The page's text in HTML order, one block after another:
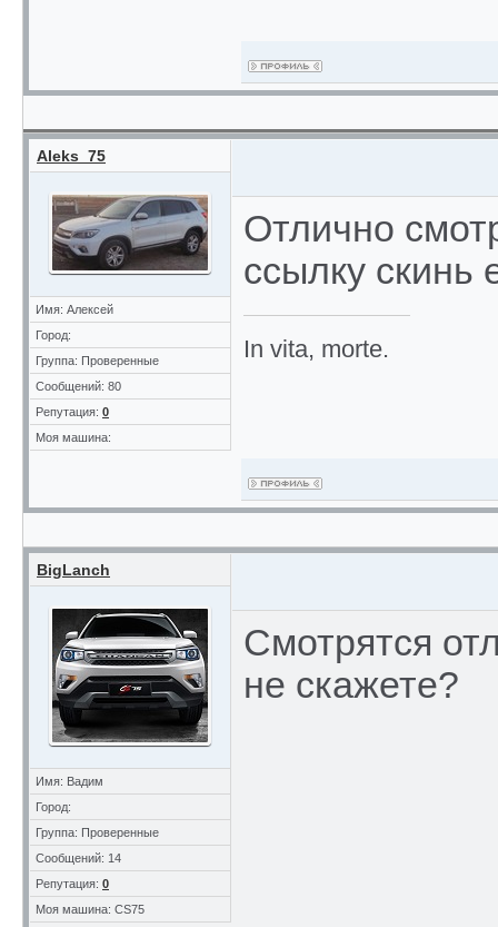
Aleks_75
Имя: Алексей
Город:
Группа: Проверенные
Сообщений: 80
Репутация: 0
Моя машина:
Отлично
ссылку скинь
In vita, morte.
BigLanch
Имя: Вадим
Город:
Группа: Проверенные
Сообщений: 14
Репутация: 0
Моя машина: CS75
Смотрятся
не скажете?